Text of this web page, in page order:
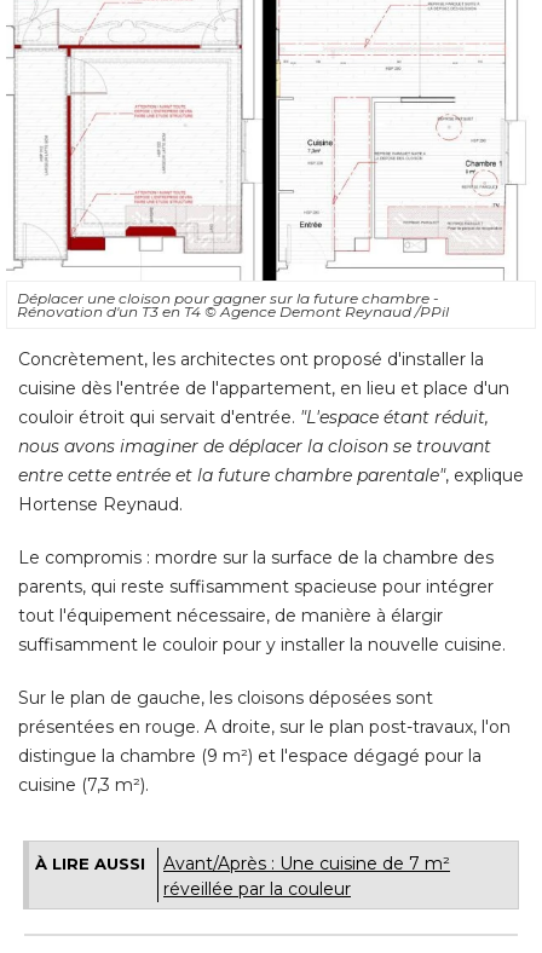
Déplacer une cloison pour gagner sur la future chambre -
Rénovation d'un T3 en T4 © Agence Demont Reynaud /PPil
Concrètement, les architectes ont proposé d'installer la
cuisine dès l'entrée de l'appartement, en lieu et place d'un
couloir étroit qui servait d'entrée. "L'espace étant réduit,
nous avons imaginer de déplacer la cloison se trouvant
entre cette entrée et la future chambre parentale", explique
Hortense Reynaud.
Le compromis : mordre sur la surface de la chambre des
parents, qui reste suffisamment spacieuse pour intégrer
tout l'équipement nécessaire, de manière à élargir
suffisamment le couloir pour y installer la nouvelle cuisine.
Sur le plan de gauche, les cloisons déposées sont
présentées en rouge. A droite, sur le plan post-travaux, l'on
distingue la chambre (9 m²) et l'espace dégagé pour la
cuisine (7,3 m²).
À LIRE AUSSI
Avant/Après : Une cuisine de 7 m²
réveillée par la couleur